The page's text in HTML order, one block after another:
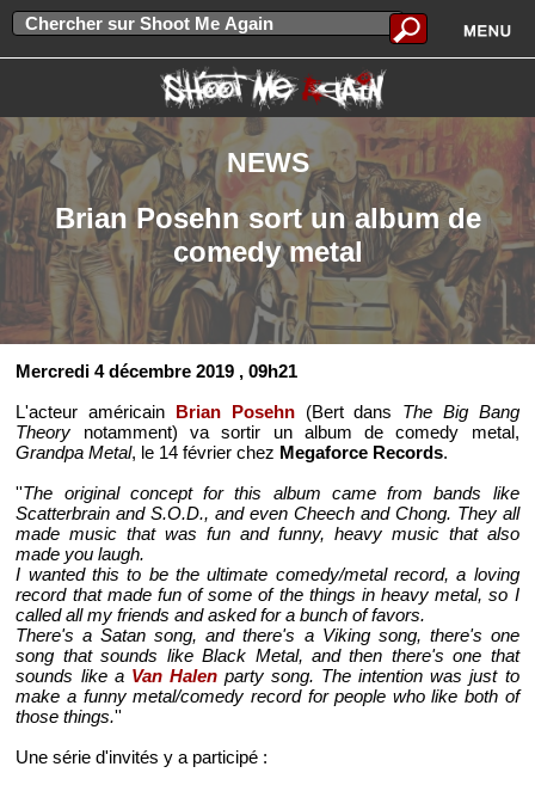
NEWS
Brian Posehn sort un album de
comedy metal
Mercredi 4 décembre 2019 , 09h21
L'acteur américain Brian Posehn(Bert dans The Big Bang
Theory notamment) va sortir un album de comedy metal,
Grandpa Metal, le 14 février chez Megaforce Records.
''The original concept for this album came from bands like
Scatterbrain and S.O.D., and even Cheech and Chong. They all
made music that was fun and funny, heavy music that also
made you laugh.
I wanted this to be the ultimate comedy/metal record, a loving
record that made fun of some of the things in heavy metal, so I
called all my friends and asked for a bunch of favors.
There's a Satan song, and there's a Viking song, there's one
song that sounds like Black Metal, and then there's one that
sounds like a Van Halenparty song. The intention was just to
make a funny metal/comedy record for people who like both of
those things.''
Une série d'invités y a participé :